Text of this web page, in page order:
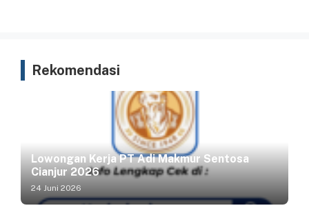
Rekomendasi
Lowongan Kerja PT Adi Makmur Sentosa
Cianjur 2026
24 Juni 2026